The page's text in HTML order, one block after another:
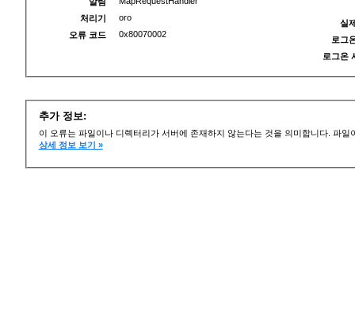
처리기
oro
오류 코드
0x80070002
실
로그
로그온
추가 정보:
이 오류는 파일이나 디렉터리가 서버에 존재하지 않는다는 것을 의미합니다. 파
상세 정보 보기 »